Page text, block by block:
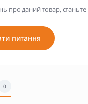
про даний товар,
питання
0